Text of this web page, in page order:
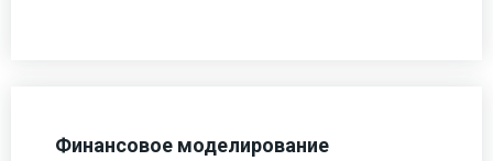
Финансовое моделирование